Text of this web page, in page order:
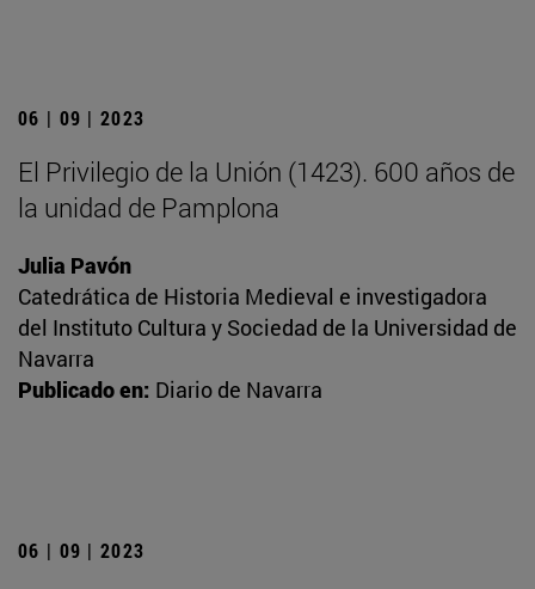
06 | 09 | 2023
El Privilegio de la Unión (1423). 600 años de
la unidad de Pamplona
Julia Pavón
Catedrática de Historia Medieval e investigadora
del Instituto Cultura y Sociedad de la Universidad de
Navarra
Publicado en: Diario de Navarra
06 | 09 | 2023